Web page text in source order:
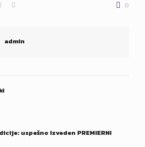
0
admin
uspešno izveden PREMIERNI